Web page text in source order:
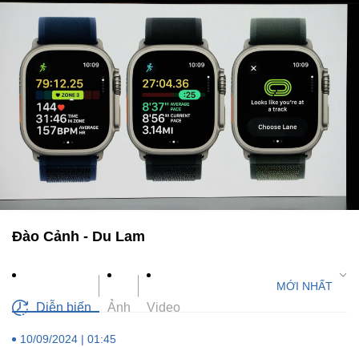
Đào Cảnh - Du Lam
Diễn biến Ảnh Video
10/09/2024 | 01:45